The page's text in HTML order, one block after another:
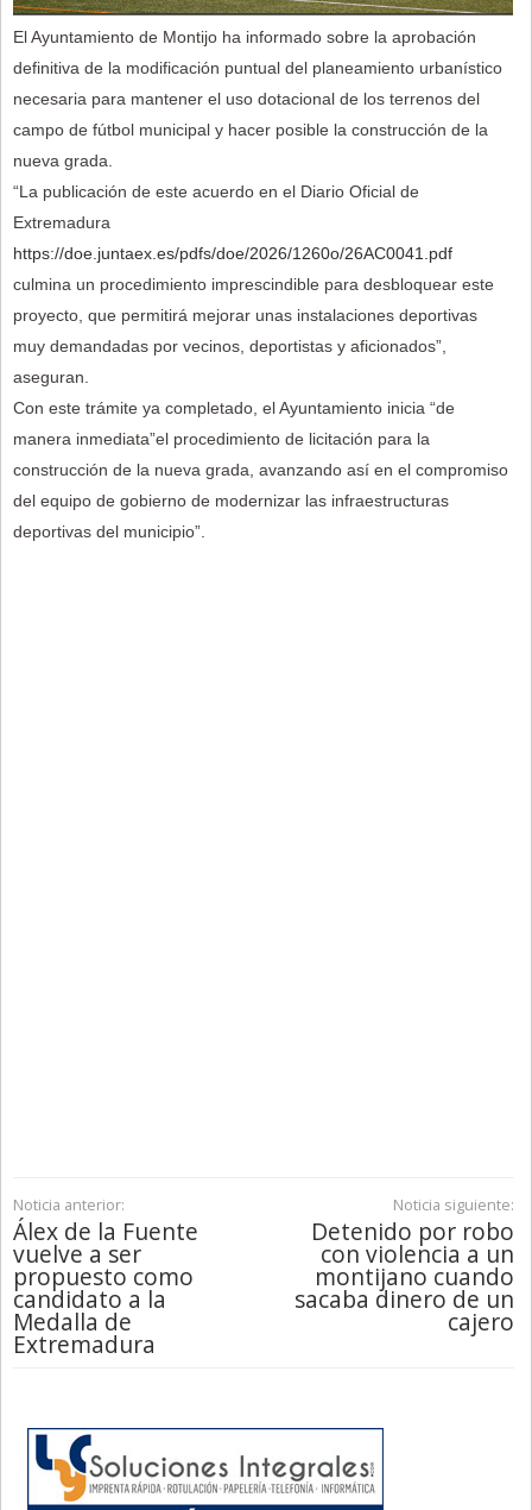
El Ayuntamiento de Montijo ha informado sobre la aprobación
definitiva de la modificación puntual del planeamiento urbanístico
necesaria para mantener el uso dotacional de los terrenos del
campo de fútbol municipal y hacer posible la construcción de la
nueva grada.
“La publicación de este acuerdo en el Diario Oficial de
Extremadura
https://doe.juntaex.es/pdfs/doe/2026/1260o/26AC0041.pdf
culmina un procedimiento imprescindible para desbloquear este
proyecto, que permitirá mejorar unas instalaciones deportivas
muy demandadas por vecinos, deportistas y aficionados”,
aseguran.
Con este trámite ya completado, el Ayuntamiento inicia “de
manera inmediata”el procedimiento de licitación para la
construcción de la nueva grada, avanzando así en el compromiso
del equipo de gobierno de modernizar las infraestructuras
deportivas del municipio”.
Noticia anterior:
Álex de la Fuente
vuelve a ser
propuesto como
candidato a la
Medalla de
Extremadura
Noticia siguiente:
Detenido por robo
con violencia a un
montijano cuando
sacaba dinero de un
cajero